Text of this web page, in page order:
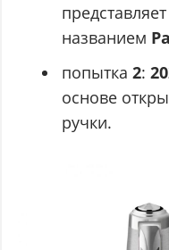
названием
попытка2:
основе
ручки.